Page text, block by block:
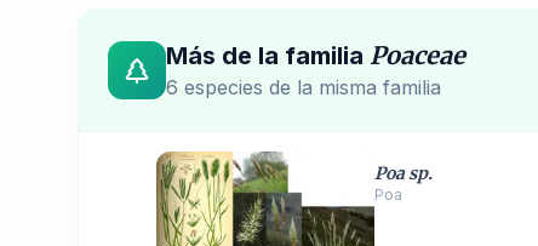
Más de la familia Poaceae
6 especies de la misma familia
Poa sp.
Poa